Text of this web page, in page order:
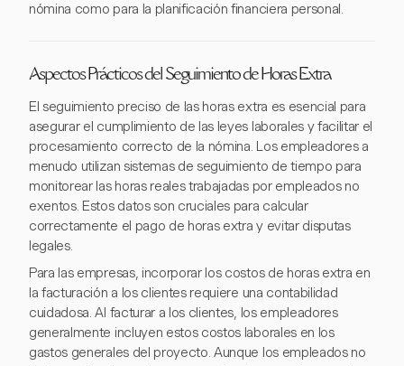
nómina como para la planificación financiera personal.
Aspectos Prácticos del Seguimiento de Horas Extra
El seguimiento preciso de las horas extra es esencial para
asegurar el cumplimiento de las leyes laborales y facilitar el
procesamiento correcto de la nómina. Los empleadores a
menudo utilizan sistemas de seguimiento de tiempo para
monitorear las horas reales trabajadas por empleados no
exentos. Estos datos son cruciales para calcular
correctamente el pago de horas extra y evitar disputas
legales.
Para las empresas, incorporar los costos de horas extra en
la facturación a los clientes requiere una contabilidad
cuidadosa. Al facturar a los clientes, los empleadores
generalmente incluyen estos costos laborales en los
gastos generales del proyecto. Aunque los empleados no